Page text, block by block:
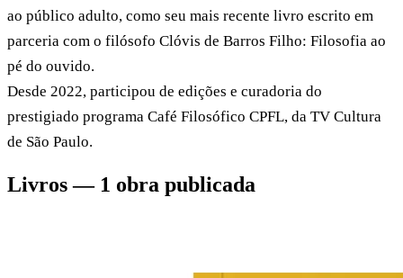
ao público adulto, como seu mais recente livro escrito em
parceria com o filósofo Clóvis de Barros Filho: Filosofia ao
pé do ouvido.
Desde 2022, participou de edições e curadoria do
prestigiado programa Café Filosófico CPFL, da TV Cultura
de São Paulo.
Livros — 1 obra publicada